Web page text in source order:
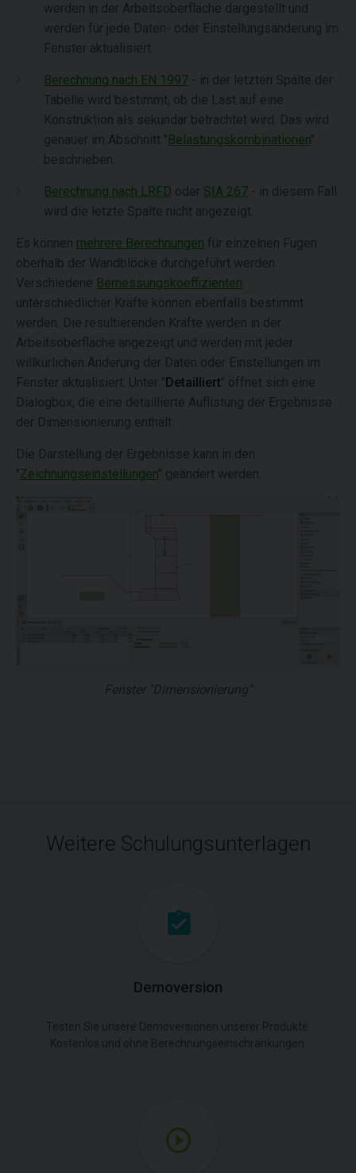
werden in der Arbeitsoberfläche dargestellt und
werden für jede Daten- oder Einstellungsänderung im
Fenster aktualisiert.
Berechnung nach EN 1997 - in der letzten Spalte der
Tabelle wird bestimmt, ob die Last auf eine
Konstruktion als sekundär betrachtet wird. Das wird
genauer im Abschnitt "Belastungskombinationen"
beschrieben.
Berechnung nach LRFD oder SIA 267 - in diesem Fall
wird die letzte Spalte nicht angezeigt.
Es können mehrere Berechnungen für einzelnen Fugen
oberhalb der Wandblöcke durchgeführt werden.
Verschiedene Bemessungskoeffizienten
unterschiedlicher Kräfte können ebenfalls bestimmt
werden. Die resultierenden Kräfte werden in der
Arbeitsoberfläche angezeigt und werden mit jeder
willkürlichen Änderung der Daten oder Einstellungen im
Fenster aktualisiert. Unter "Detailliert" öffnet sich eine
Dialogbox, die eine detaillierte Auflistung der Ergebnisse
der Dimensionierung enthält.
Die Darstellung der Ergebnisse kann in den
"Zeichnungseinstellungen" geändert werden.
Fenster "Dimensionierung"
Weitere Schulungsunterlagen
Demoversion